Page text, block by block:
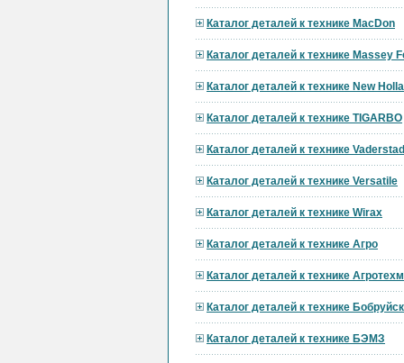
Каталог деталей к технике MacDon
Каталог деталей к технике Massey
Каталог деталей к технике New
Каталог деталей к технике TIGARBO
Каталог деталей к технике Vaderstad
Каталог деталей к технике Versatile
Каталог деталей к технике Wirax
Каталог деталей к технике Агро
Каталог деталей к технике
Каталог деталей к технике
Каталог деталей к технике БЭМЗ